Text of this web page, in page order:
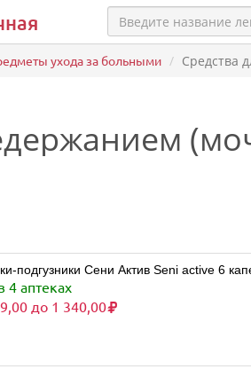
ухода за больными Средства
подгузники Сени Актив Seni active 6
4 аптеках
до 1 340,00